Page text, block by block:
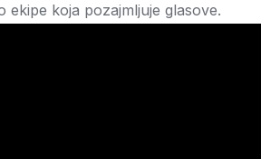
ekipe koja pozajmljuje glasove.